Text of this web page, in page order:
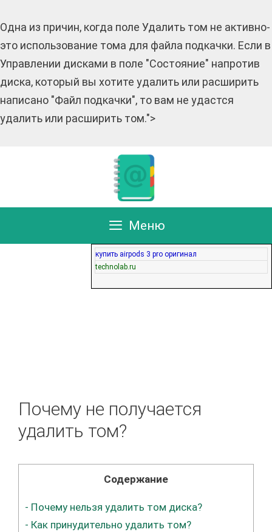
Одна из причин, когда поле Удалить том не активно-
это использование тома для файла подкачки. Если в
Управлении дисками в поле "Состояние" напротив
диска, который вы хотите удалить или расширить
написано "Файл подкачки", то вам не удастся
удалить или расширить том.">
Меню
купить airpods 3 pro оригинал
technolab.ru
Почему не получается
удалить том?
Содержание
- Почему нельзя удалить том диска?
- Как принудительно удалить том?